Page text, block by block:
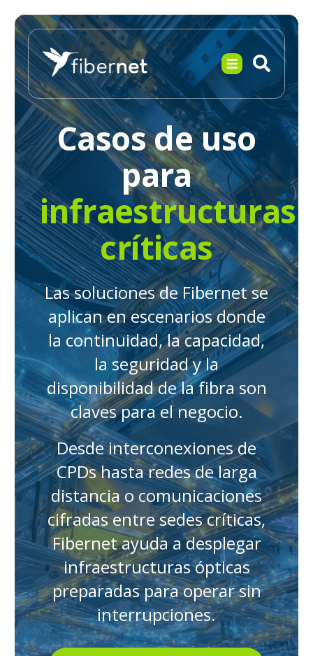
Casos de uso
para
infraestructuras
críticas
Las soluciones de Fibernet se
aplican en escenarios donde
la continuidad, la capacidad,
la seguridad y la
disponibilidad de la fibra son
claves para el negocio.
Desde interconexiones de
CPDs hasta redes de larga
distancia o comunicaciones
cifradas entre sedes críticas,
Fibernet ayuda a desplegar
infraestructuras ópticas
preparadas para operar sin
interrupciones.